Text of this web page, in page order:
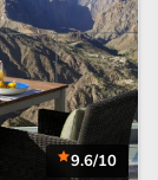
9.6/10